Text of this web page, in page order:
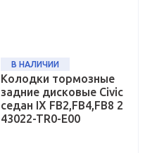
В НАЛИЧИИ
Колодки тормозные
задние дисковые Civic
седан IX FB2,FB4,FB8 2
43022-TR0-E00